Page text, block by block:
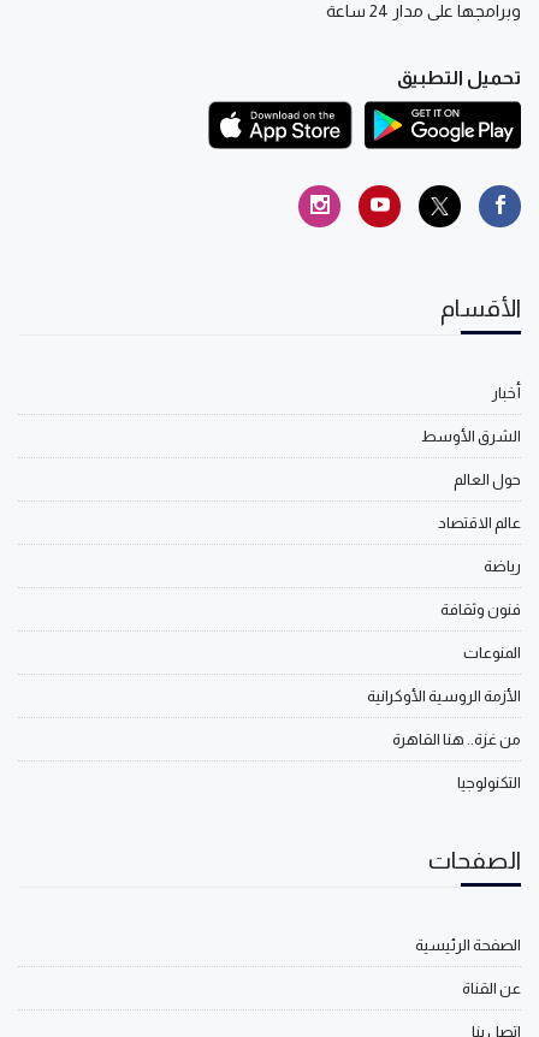
وبرامجها على مدار 24 ساعة
تحميل التطبيق
الأقسام
أخبار
الشرق الأوسط
حول العالم
عالم الاقتصاد
رياضة
فنون وثقافة
المنوعات
الأزمة الروسية الأوكرانية
من غزة.. هنا القاهرة
التكنولوجيا
الصفحات
الصفحة الرئيسية
عن القناة
اتصل بنا